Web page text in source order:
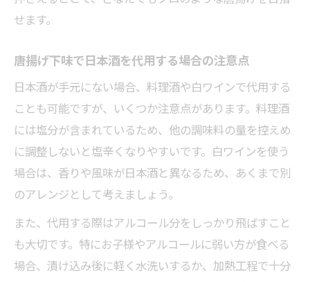
せます。
唐揚げ下味で日本酒を代用する場合の注意点
日本酒が手元にない場合、料理酒や白ワインで代用する
ことも可能ですが、いくつか注意点があります。料理酒
には塩分が含まれているため、他の調味料の量を控えめ
に調整しないと塩辛くなりやすいです。白ワインを使う
場合は、香りや風味が日本酒と異なるため、あくまで別
のアレンジとして考えましょう。
また、代用する際はアルコール分をしっかり飛ばすこと
も大切です。特にお子様やアルコールに弱い方が食べる
場合、漬け込み後に軽く水洗いするか、加熱工程で十分